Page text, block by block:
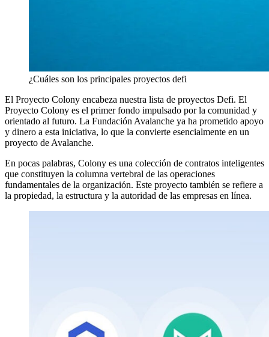
¿Cuáles son los principales proyectos defi
El Proyecto Colony encabeza nuestra lista de proyectos Defi. El
Proyecto Colony es el primer fondo impulsado por la comunidad y
orientado al futuro. La Fundación Avalanche ya ha prometido apoyo
y dinero a esta iniciativa, lo que la convierte esencialmente en un
proyecto de Avalanche.
En pocas palabras, Colony es una colección de contratos inteligentes
que constituyen la columna vertebral de las operaciones
fundamentales de la organización. Este proyecto también se refiere a
la propiedad, la estructura y la autoridad de las empresas en línea.